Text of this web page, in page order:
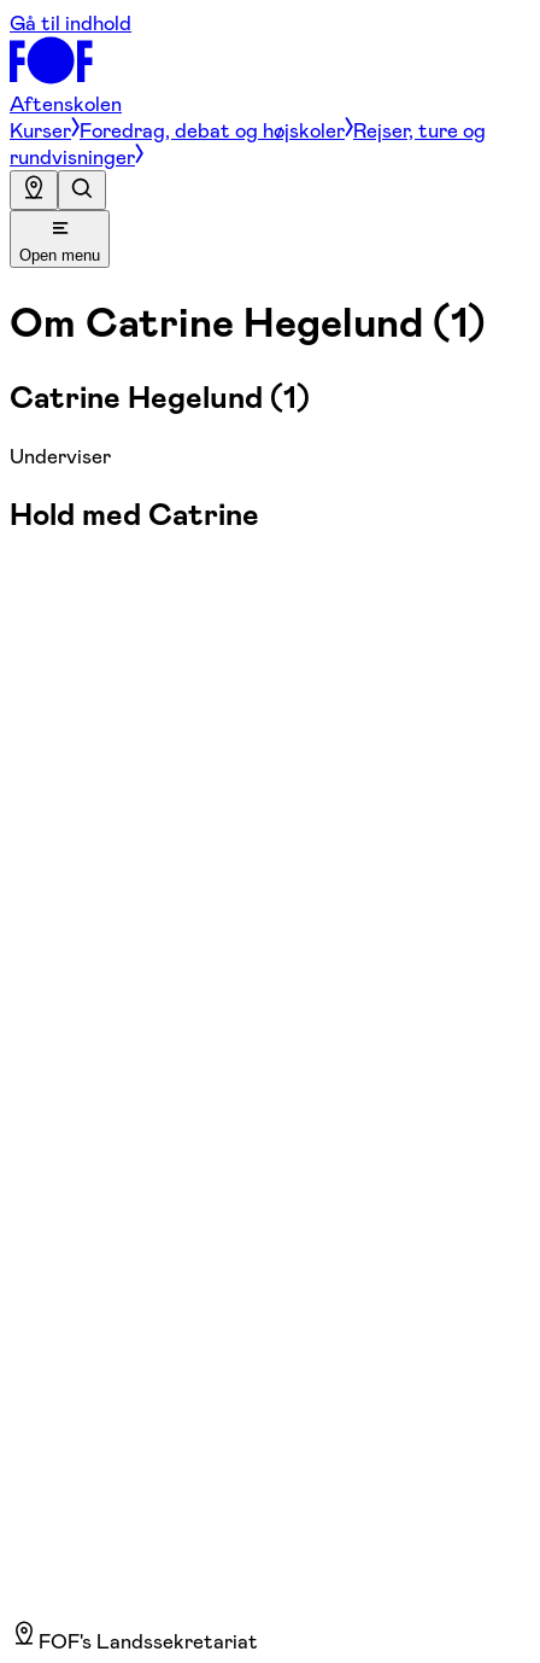
Gå til indhold
Aftenskolen
Kurser Foredrag, debat og højskoler Rejser, ture og
rundvisninger
Open menu
Om Catrine Hegelund (1)
Catrine Hegelund (1)
Underviser
Hold med Catrine
FOF's Landssekretariat